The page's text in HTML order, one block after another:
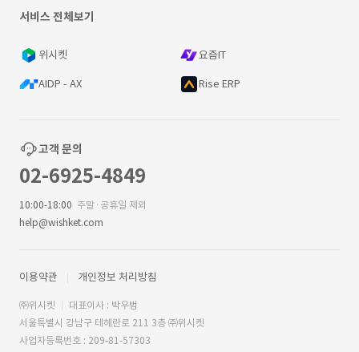
서비스 전체보기
위시켓 요즘IT
AIDP - AX Rise ERP
고객 문의
02-6925-4849
10:00-18:00 주말·공휴일 제외
help@wishket.com
이용약관 개인정보 처리방침
㈜위시켓
대표이사 : 박우범
서울특별시 강남구 테헤란로 211 3층 ㈜위시켓
사업자등록번호 : 209-81-57303